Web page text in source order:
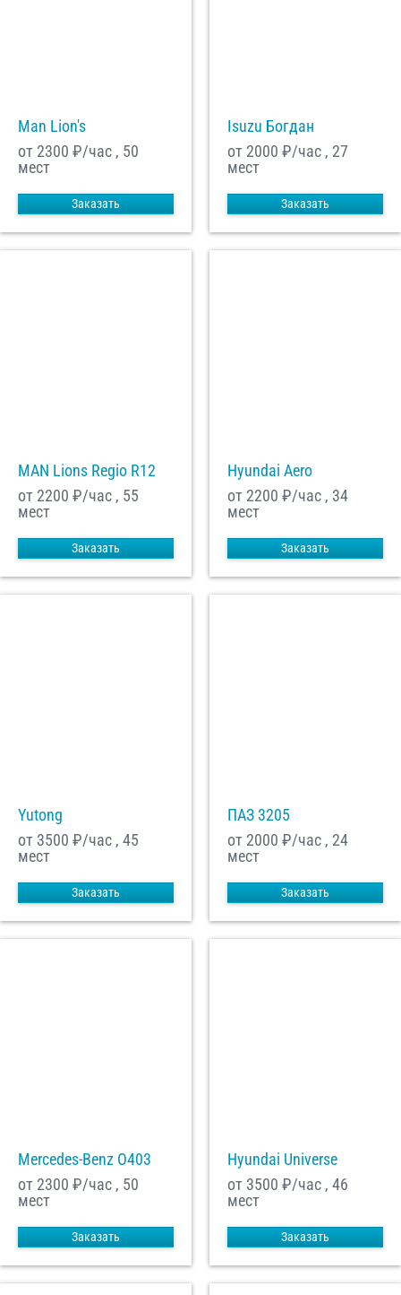
Man Lion's
от 2300 ₽/час , 50
мест
Заказать
Isuzu Богдан
от 2000 ₽/час , 27
мест
Заказать
MAN Lions Regio R12
от 2200 ₽/час , 55
мест
Заказать
Hyundai Aero
от 2200 ₽/час , 34
мест
Заказать
Yutong
от 3500 ₽/час , 45
мест
Заказать
ПАЗ 3205
от 2000 ₽/час , 24
мест
Заказать
Mercedes-Benz О403
от 2300 ₽/час , 50
мест
Заказать
Hyundai Universe
от 3500 ₽/час , 46
мест
Заказать